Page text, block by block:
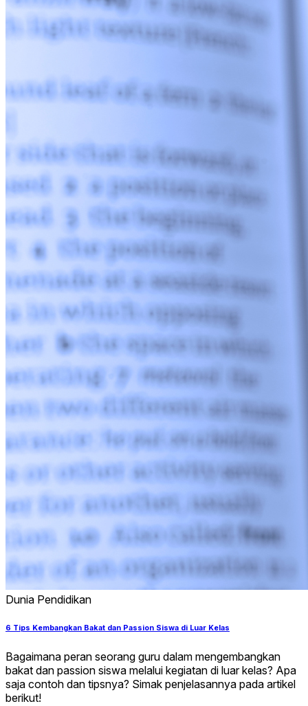
Dunia Pendidikan
6 Tips Kembangkan Bakat dan Passion Siswa di Luar Kelas
Bagaimana peran seorang guru dalam mengembangkan
bakat dan passion siswa melalui kegiatan di luar kelas? Apa
saja contoh dan tipsnya? Simak penjelasannya pada artikel
berikut!